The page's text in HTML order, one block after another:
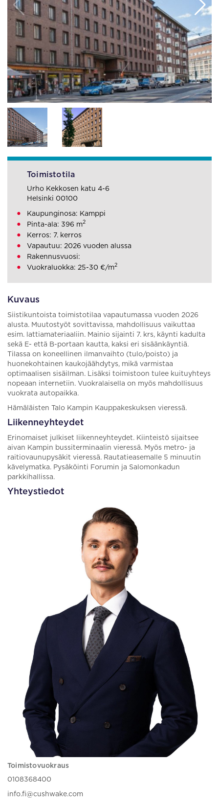
Kuvaus
Siistikuntoista toimistotilaa vapautumassa vuoden 2026
alusta. Muutostyöt sovittavissa, mahdollisuus vaikuttaa
esim. lattiamateriaaliin. Mainio sijainti 7. krs, käynti kadulta
sekä E- että B-portaan kautta, kaksi eri sisäänkäyntiä.
Tilassa on koneellinen ilmanvaihto (tulo/poisto) ja
huonekohtainen kaukojäähdytys, mikä varmistaa
optimaalisen sisäilman. Lisäksi toimistoon tulee kuituyhteys
nopeaan internetiin. Vuokralaisella on myös mahdollisuus
vuokrata autopaikka.
Hämäläisten Talo Kampin Kauppakeskuksen vieressä.
Liikenneyhteydet
Erinomaiset julkiset liikenneyhteydet. Kiinteistö sijaitsee
aivan Kampin bussiterminaalin vieressä. Myös metro- ja
raitiovaunupysäkit vieressä. Rautatieasemalle 5 minuutin
kävelymatka. Pysäköinti Forumin ja Salomonkadun
parkkihallissa.
Yhteystiedot
Toimistovuokraus
0108368400
info.fi@cushwake.com
Toimistotila
Urho Kekkosen katu 4-6
Helsinki 00100
Kaupunginosa: Kamppi
Pinta-ala: 396 m2
Kerros: 7. kerros
Vapautuu: 2026 vuoden alussa
Rakennusvuosi:
Vuokraluokka: 25-30 €/m2